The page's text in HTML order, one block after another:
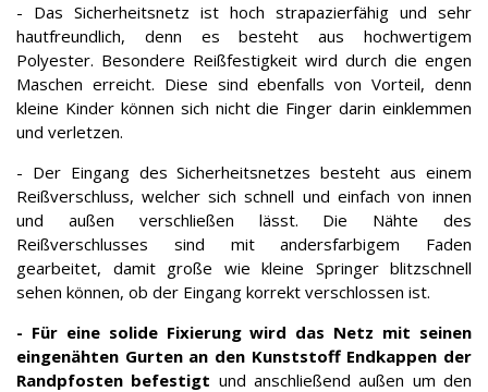
- Das Sicherheitsnetz ist hoch strapazierfähig und sehr
hautfreundlich, denn es besteht aus hochwertigem
Polyester. Besondere Reißfestigkeit wird durch die engen
Maschen erreicht. Diese sind ebenfalls von Vorteil, denn
kleine Kinder können sich nicht die Finger darin einklemmen
und verletzen.
- Der Eingang des Sicherheitsnetzes besteht aus einem
Reißverschluss, welcher sich schnell und einfach von innen
und außen verschließen lässt. Die Nähte des
Reißverschlusses sind mit andersfarbigem Faden
gearbeitet, damit große wie kleine Springer blitzschnell
sehen können, ob der Eingang korrekt verschlossen ist.
- Für eine solide Fixierung wird das Netz mit seinen
eingenähten Gurten an den Kunststoff Endkappen der
Randpfosten befestigt und anschließend außen um den